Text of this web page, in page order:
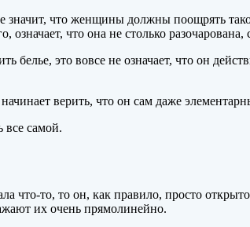
значит, что женщины должны поощрять
означает, что она не столько
это вовсе не означает, что он
верить, что он сам даже
все самой.
что-то, то он, как правило, просто
их очень прямолинейно.